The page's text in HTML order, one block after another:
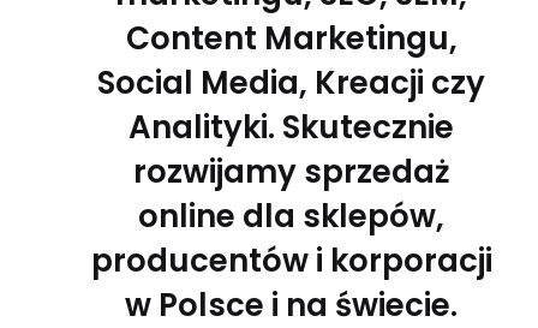
Content Marketingu,
Social Media, Kreacji czy
Analityki. Skutecznie
rozwijamy sprzedaż
online dla sklepów,
producentów i korporacji
w Polsce i na świecie.